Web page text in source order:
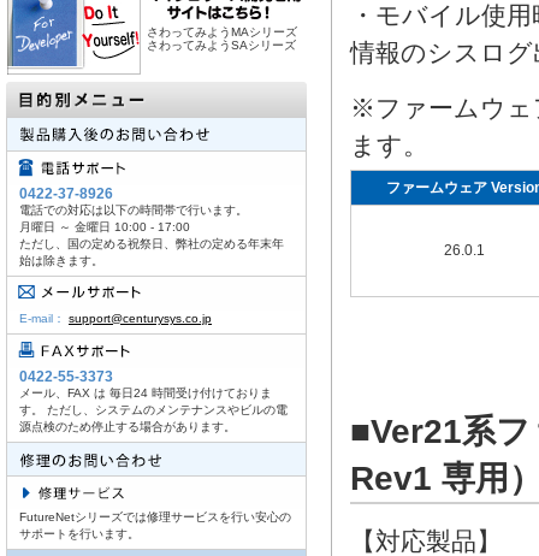
・モバイル使
情報のシスロ
※ファームウェ
ます。
ファームウェア
26.0.1
■Ver21系
Rev1 専用
【対応製品】
さわってみようMAシリーズ
さわってみようSAシリーズ
0422-37-8926
電話での対応は以下の時間帯で行います。
月曜日 ～ 金曜日 10:00 - 17:00
ただし、国の定める祝祭日、弊社の定める年末年
始は除きます。
E-mail： support@centurysys.co.jp
0422-55-3373
メール、FAX は 毎日24 時間受け付けておりま
す。 ただし、システムのメンテナンスやビルの電
源点検のため停止する場合があります。
FutureNetシリーズでは修理サービスを行い安心の
サポートを行います。